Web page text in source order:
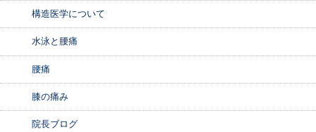
構造医学について
水泳と腰痛
腰痛
膝の痛み
院長ブログ